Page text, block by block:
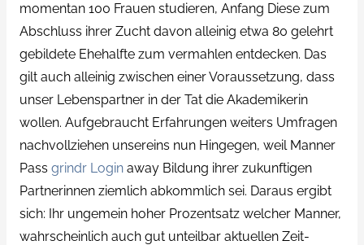
momentan 100 Frauen studieren, Anfang Diese zum
Abschluss ihrer Zucht davon alleinig etwa 80 gelehrt
gebildete Ehehalfte zum vermahlen entdecken. Das
gilt auch alleinig zwischen einer Voraussetzung, dass
unser Lebenspartner in der Tat die Akademikerin
wollen. Aufgebraucht Erfahrungen weiters Umfragen
nachvollziehen unsereins nun Hingegen, weil Manner
Pass grindr Loginaway Bildung ihrer zukunftigen
Partnerinnen ziemlich abkommlich sei. Daraus ergibt
sich: Ihr ungemein hoher Prozentsatz welcher Manner,
wahrscheinlich auch gut unteilbar aktuellen Zeit-